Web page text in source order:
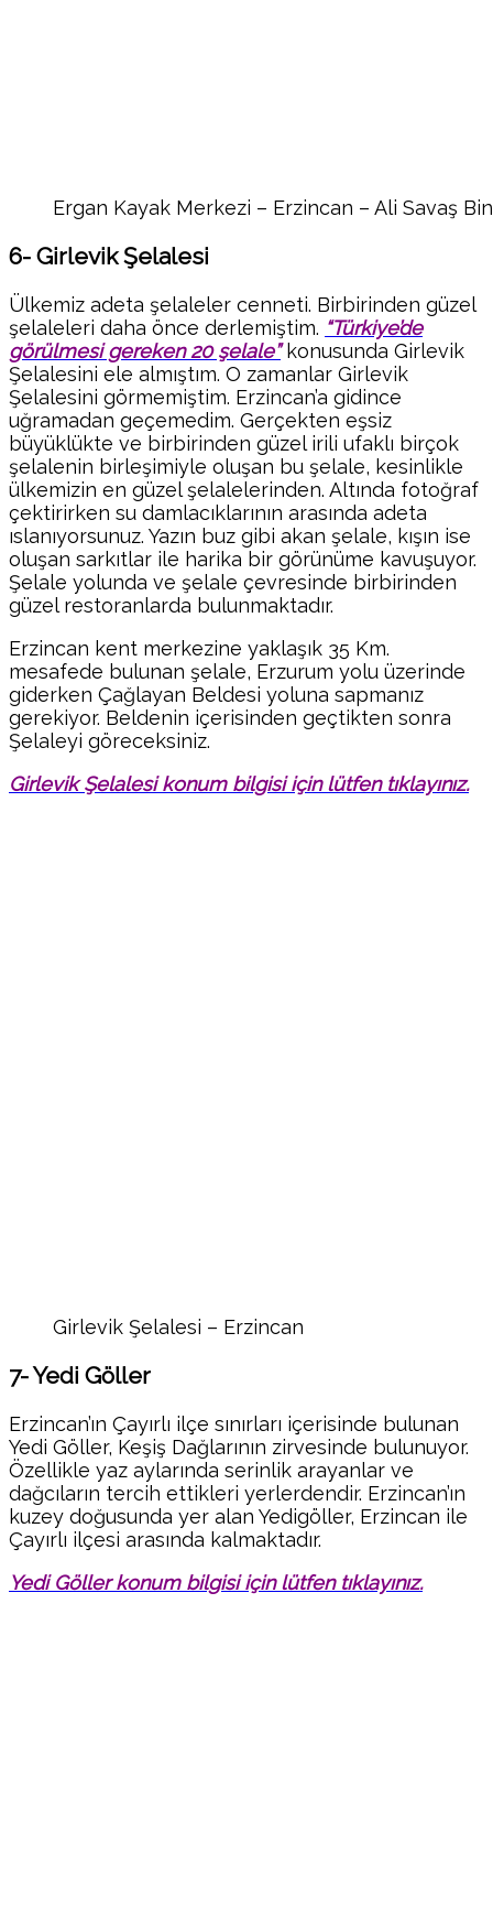
Ergan Kayak Merkezi – Erzincan – Ali Savaş
6- Girlevik Şelalesi
Ülkemiz adeta şelaleler cenneti. Birbirinden güzel
şelaleleri daha önce derlemiştim. “Türkiye’de
görülmesi gereken 20 şelale”konusunda Girlevik
Şelalesini ele almıştım. O zamanlar Girlevik
Şelalesini görmemiştim. Erzincan’a gidince
uğramadan geçemedim. Gerçekten eşsiz
büyüklükte ve birbirinden güzel irili ufaklı birçok
şelalenin birleşimiyle oluşan bu şelale, kesinlikle
ülkemizin en güzel şelalelerinden. Altında fotoğraf
çektirirken su damlacıklarının arasında adeta
ıslanıyorsunuz. Yazın buz gibi akan şelale, kışın ise
oluşan sarkıtlar ile harika bir görünüme kavuşuyor.
Şelale yolunda ve şelale çevresinde birbirinden
güzel restoranlarda bulunmaktadır.
Erzincan kent merkezine yaklaşık 35 Km.
mesafede bulunan şelale, Erzurum yolu üzerinde
giderken Çağlayan Beldesi yoluna sapmanız
gerekiyor. Beldenin içerisinden geçtikten sonra
Şelaleyi göreceksiniz.
Girlevik Şelalesi konum bilgisi için lütfen tıklayınız.
Girlevik Şelalesi – Erzincan
7- Yedi Göller
Erzincan’ın Çayırlı ilçe sınırları içerisinde bulunan
Yedi Göller, Keşiş Dağlarının zirvesinde bulunuyor.
Özellikle yaz aylarında serinlik arayanlar ve
dağcıların tercih ettikleri yerlerdendir. Erzincan’ın
kuzey doğusunda yer alan Yedigöller, Erzincan ile
Çayırlı ilçesi arasında kalmaktadır.
Yedi Göller konum bilgisi için lütfen tıklayınız.